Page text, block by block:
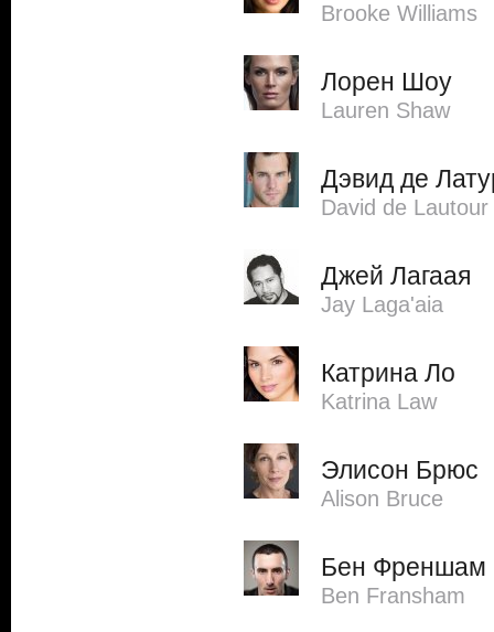
Brooke Williams
Лорен Шоу
Lauren Shaw
Дэвид де
David de Lautour
Джей Лагаая
Jay Laga'aia
Катрина Ло
Katrina Law
Элисон Брюс
Alison Bruce
Бен Френшам
Ben Fransham